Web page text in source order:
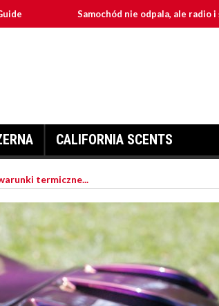
Samochód nie odpala, ale radio i światła
CALIFORNIA SCENTS
termiczne...